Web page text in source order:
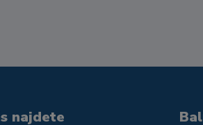
najdete